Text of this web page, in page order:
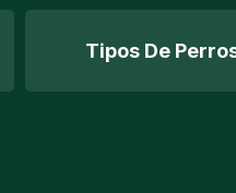
Tipos De